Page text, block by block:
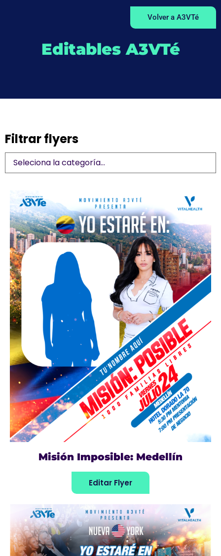
Volver a A3VTé
Editables A3VTé
Filtrar flyers
Misión Imposible: Medellín
Editar Flyer